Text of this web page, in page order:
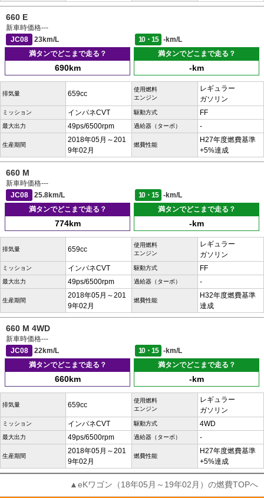
660 E
新車時価格---
JC08
23km/L 10・15
-km/L
満タンでどこまで走る？
690km
満タンでどこまで走る？
-km
排気量 659cc
使用燃料
エンジン
レギュラー
ガソリン
ミッション インパネCVT 駆動方式 FF
最大出力 49ps/6500rpm 過給器（ターボ） -
生産期間
2018年05月～201
9年02月
燃費性能
H27年度燃費基準
+5%達成
660 M
新車時価格---
JC08
25.8km/L 10・15
-km/L
満タンでどこまで走る？
774km
満タンでどこまで走る？
-km
排気量 659cc
使用燃料
エンジン
レギュラー
ガソリン
ミッション インパネCVT 駆動方式 FF
最大出力 49ps/6500rpm 過給器（ターボ） -
生産期間
2018年05月～201
9年02月
燃費性能
H32年度燃費基準
達成
660 M 4WD
新車時価格---
JC08
22km/L 10・15
-km/L
満タンでどこまで走る？
660km
満タンでどこまで走る？
-km
排気量 659cc
使用燃料
エンジン
レギュラー
ガソリン
ミッション インパネCVT 駆動方式 4WD
最大出力 49ps/6500rpm 過給器（ターボ） -
生産期間
2018年05月～201
9年02月
燃費性能
H27年度燃費基準
+5%達成
▲eKワゴン（18年05月～19年02月）の燃費TOPへ